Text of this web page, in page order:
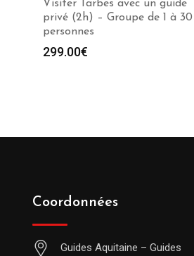
Visiter Tarbes avec un guide
privé (2h) – Groupe de 1 à 30
personnes
299.00€
Coordonnées
Guides Aquitaine – Guides